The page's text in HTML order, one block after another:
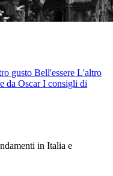
gusto Bell'essere L'altro
da OscarI consigli di
in Italia e